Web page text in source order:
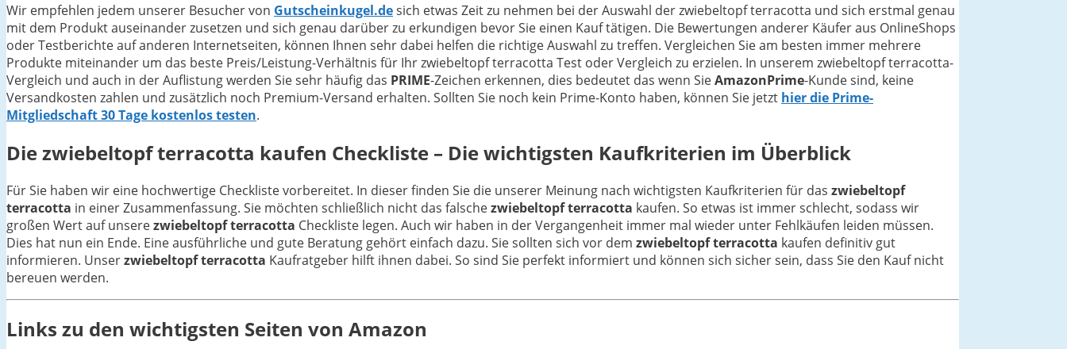
Wir empfehlen jedem unserer Besucher von Gutscheinkugel.desich etwas Zeit zu nehmen bei der Auswahl der zwiebeltopf terracotta und sich erstmal genau
mit dem Produkt auseinander zusetzen und sich genau darüber zu erkundigen bevor Sie einen Kauf tätigen. Die Bewertungen anderer Käufer aus OnlineShops
oder Testberichte auf anderen Internetseiten, können Ihnen sehr dabei helfen die richtige Auswahl zu treffen. Vergleichen Sie am besten immer mehrere
Produkte miteinander um das beste Preis/Leistung-Verhältnis für Ihr zwiebeltopf terracotta Test oder Vergleich zu erzielen. In unserem zwiebeltopf terracotta-
Vergleich und auch in der Auflistung werden Sie sehr häufig das PRIME-Zeichen erkennen, dies bedeutet das wenn SieAmazonPrime-Kunde sind, keine
Versandkosten zahlen und zusätzlich noch Premium-Versand erhalten. Sollten Sie noch kein Prime-Konto haben, können Sie jetzt hier die Prime-
Mitgliedschaft 30 Tage kostenlos testen.
Diezwiebeltopf terracotta kaufen Checkliste – Die wichtigsten Kaufkriterien im Überblick
Für Sie haben wir eine hochwertige Checkliste vorbereitet. In dieser finden Sie die unserer Meinung nach wichtigsten Kaufkriterien für das zwiebeltopf
terracotta in einer Zusammenfassung. Sie möchten schließlich nicht das falschezwiebeltopf terracotta kaufen. So etwas ist immer schlecht, sodass wir
großen Wert auf unserezwiebeltopf terracotta Checkliste legen. Auch wir haben in der Vergangenheit immer mal wieder unter Fehlkäufen leiden müssen.
Dies hat nun ein Ende. Eine ausführliche und gute Beratung gehört einfach dazu. Sie sollten sich vor dem zwiebeltopf terracotta kaufen definitiv gut
informieren. Unserzwiebeltopf terracotta Kaufratgeber hilft ihnen dabei. So sind Sie perfekt informiert und können sich sicher sein, dass Sie den Kauf nicht
bereuen werden.
Links zu den wichtigsten Seiten von Amazon